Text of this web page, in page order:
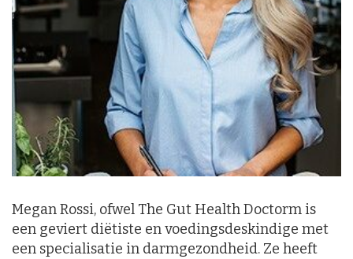
Megan Rossi, ofwel The Gut Health Doctorm is
een geviert diëtiste en voedingsdeskindige met
een specialisatie in darmgezondheid. Ze heeft